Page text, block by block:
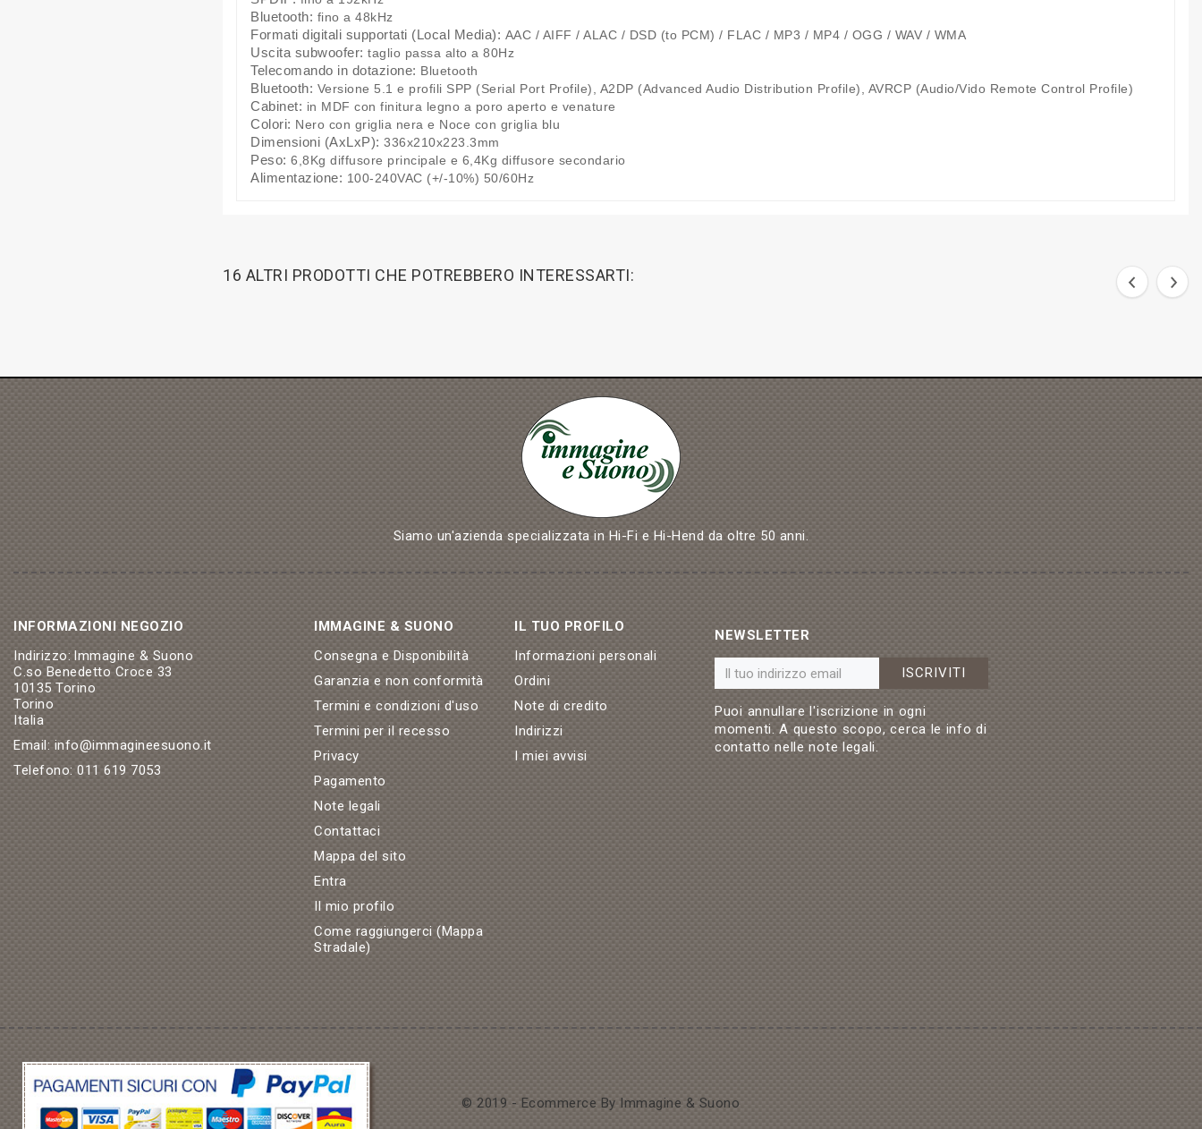
Bluetooth: fino a 48kHz
Formati digitali supportati (Local Media): AAC / AIFF / ALAC / DSD (to PCM) / FLAC / MP3 / MP4 / OGG / WAV / WMA
Uscita subwoofer: taglio passa alto a 80Hz
Telecomando in dotazione: Bluetooth
Bluetooth: Versione 5.1 e profili SPP (Serial Port Profile), A2DP (Advanced Audio Distribution Profile), AVRCP (Audio/Vido Remote Control Profile)
Cabinet: in MDF con finitura legno a poro aperto e venature
Colori: Nero con griglia nera e Noce con griglia blu
Dimensioni (AxLxP): 336x210x223.3mm
Peso: 6,8Kg diffusore principale e 6,4Kg diffusore secondario
Alimentazione: 100-240VAC (+/-10%) 50/60Hz
16 ALTRI PRODOTTI CHE POTREBBERO INTERESSARTI:
Siamo un'azienda specializzata in Hi-Fi e Hi-Hend da oltre 50 anni.
INFORMAZIONI NEGOZIO
Indirizzo: Immagine & Suono
C.so Benedetto Croce 33
10135 Torino
Torino
Italia
Email: info@immagineesuono.it
Telefono: 011 619 7053
IMMAGINE & SUONO
Consegna e Disponibilità
Garanzia e non conformità
Termini e condizioni d'uso
Termini per il recesso
Privacy
Pagamento
Note legali
Contattaci
Mappa del sito
Entra
Il mio profilo
Come raggiungerci (Mappa
Stradale)
IL TUO PROFILO
Informazioni personali
Ordini
Note di credito
Indirizzi
I miei avvisi
NEWSLETTER
ISCRIVITI
Puoi annullare l'iscrizione in ogni
momenti. A questo scopo, cerca le info di
contatto nelle note legali.
© 2019 - Ecommerce By Immagine & Suono